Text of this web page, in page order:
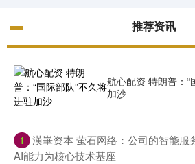
推荐资讯
航心配资 特朗普：“
加沙
1
漢崋资本 萤石网络：公司的智能服
AI能力为核心技术基座